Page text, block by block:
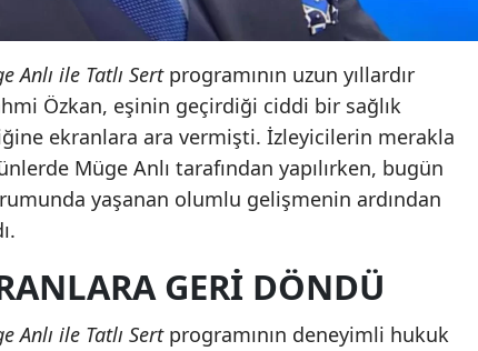
Anlı ile Tatlı Sertprogramının uzun yıllardır
Özkan, eşinin geçirdiği ciddi bir sağlık
ekranlara ara vermişti. İzleyicilerin merakla
Müge Anlı tarafından yapılırken, bugün
yaşanan olumlu gelişmenin ardından
GERI DÖNDÜ
Anlı ile Tatlı Sertprogramının deneyimli hukuk